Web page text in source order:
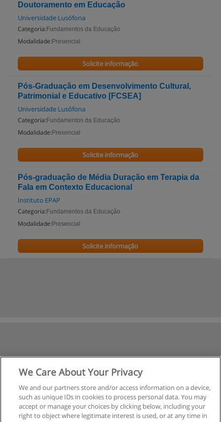
Doutoramento em Educação
Universidade Lusófona
Categoria: Fundamentos da Educação
Modalidade: Presencial
Solicite informação
Pós-Graduação em Desenvolvimento Cultural,
Patrimonial e Educativo [FCSEA]
Universidade Lusófona
Categoria: Fundamentos da Educação
Modalidade: Presencial
Solicite informação
Pós-graduação de Média Duração em Terapia da
Fala em Contexto Educacional
Instituto EPAP
Categoria: Fundamentos da Educação
Modalidade: Presencial
Solicite informação
We Care About Your Privacy
We and our partners store and/or access information on a device,
such as unique IDs in cookies to process personal data. You may
accept or manage your choices by clicking below, including your
right to object where legitimate interest is used, or at any time in